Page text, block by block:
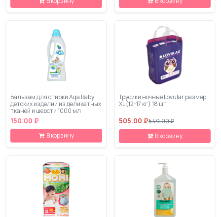
Бальзам для стирки Aqa Baby
детских изделий из деликатных
тканей и шерсти 1000 мл
150.00 ₽
В корзину
Трусики ночные Lovular размер
XL (12-17 кг) 18 шт
505.00 ₽549.00 ₽
В корзину